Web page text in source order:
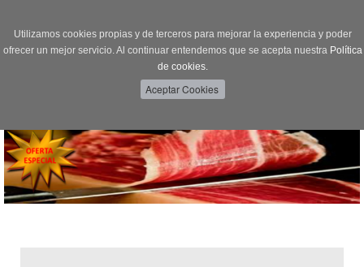
Utilizamos cookies propias y de terceros para mejorar la experiencia y poder
ofrecer un mejor servicio. Al continuar entendemos que se acepta nuestra Política
de cookies.